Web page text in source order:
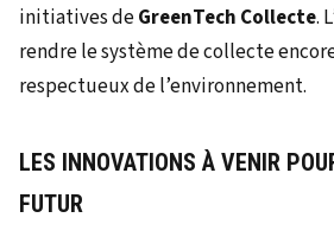
initiatives deGreenTech Collecte.
rendre le système de collecte
respectueux de l’environnement.
LES INNOVATIONS À VENIR
FUTUR